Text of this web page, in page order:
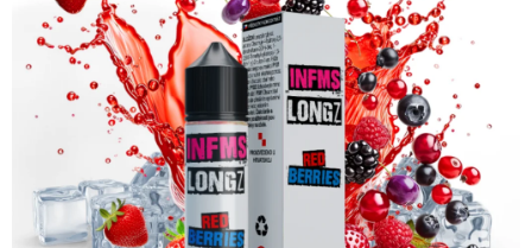
NIKOTINOVÉ SÁČKY
DÁRKOVÉ VOUCHERY
ATOMIZÉRY A CARTRIDGE
DIY